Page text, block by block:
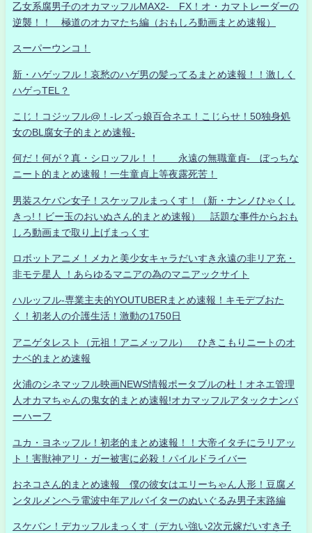
乙女系腐男子のオカマッフルMAX2- FX！オ・カマトレーダーの
逆襲！！ 極道のオカマたち編（おもしろ動画まとめ速報）
スーパーウンコ！
新・ハゲッフル！哀愁のハゲ男の髪ってるまとめ速報！！激しく
ハゲっTEL？
こじ！コジッフル@！-レズっ娘百合ネエ！こじらせ！50独身処
女のBL腐女子的まとめ速報-
何だ！何が？真・シロッフル！！ 永遠の無職童貞- ぼっちな
ニート的まとめ速報！一生童貞上等夜露死苦！
男装スケバン女子！スケッフルまっくす！（新・ナンノひゃくし
きっ!！ビー玉のおいぬさん的まとめ速報） 話題な事件からおも
しろ動画まで取り上げまっくす
ロボットアニメ！メカと美少女キャラだいすき永遠の非リア充・
非モテ星人 ！あらゆるマニアの為のマニアックサイト
ハルッフル-専業主夫的YOUTUBERまとめ速報！キモデブおた
く！初老人の介護生活！激動の1750日
アニゲタレスト（元祖！アニメッフル） ひきこもりニートのオ
ナベ的まとめ速報
火浦のシネマッフル映画NEWS情報ポータブルの杜！オネエ管理
人オカマちゃんの鬼女的まとめ速報!オカマッフルアタックナンバ
ーハーフ
ユカ・ヨネッフル！初老的まとめ速報！！大帝イタチにラリアッ
ト！害獣神アリ・ガー被害に必殺！パイルドライバー
おネコさん的まとめ速報 僕の彼女はエリーちゃん人形！豆腐メ
ンタルメンヘラ電波中年アルバイターのぬいぐるみ男子末路編
スケバン！デカッフルまっくす（デカい強い2次元嫁だいすき子